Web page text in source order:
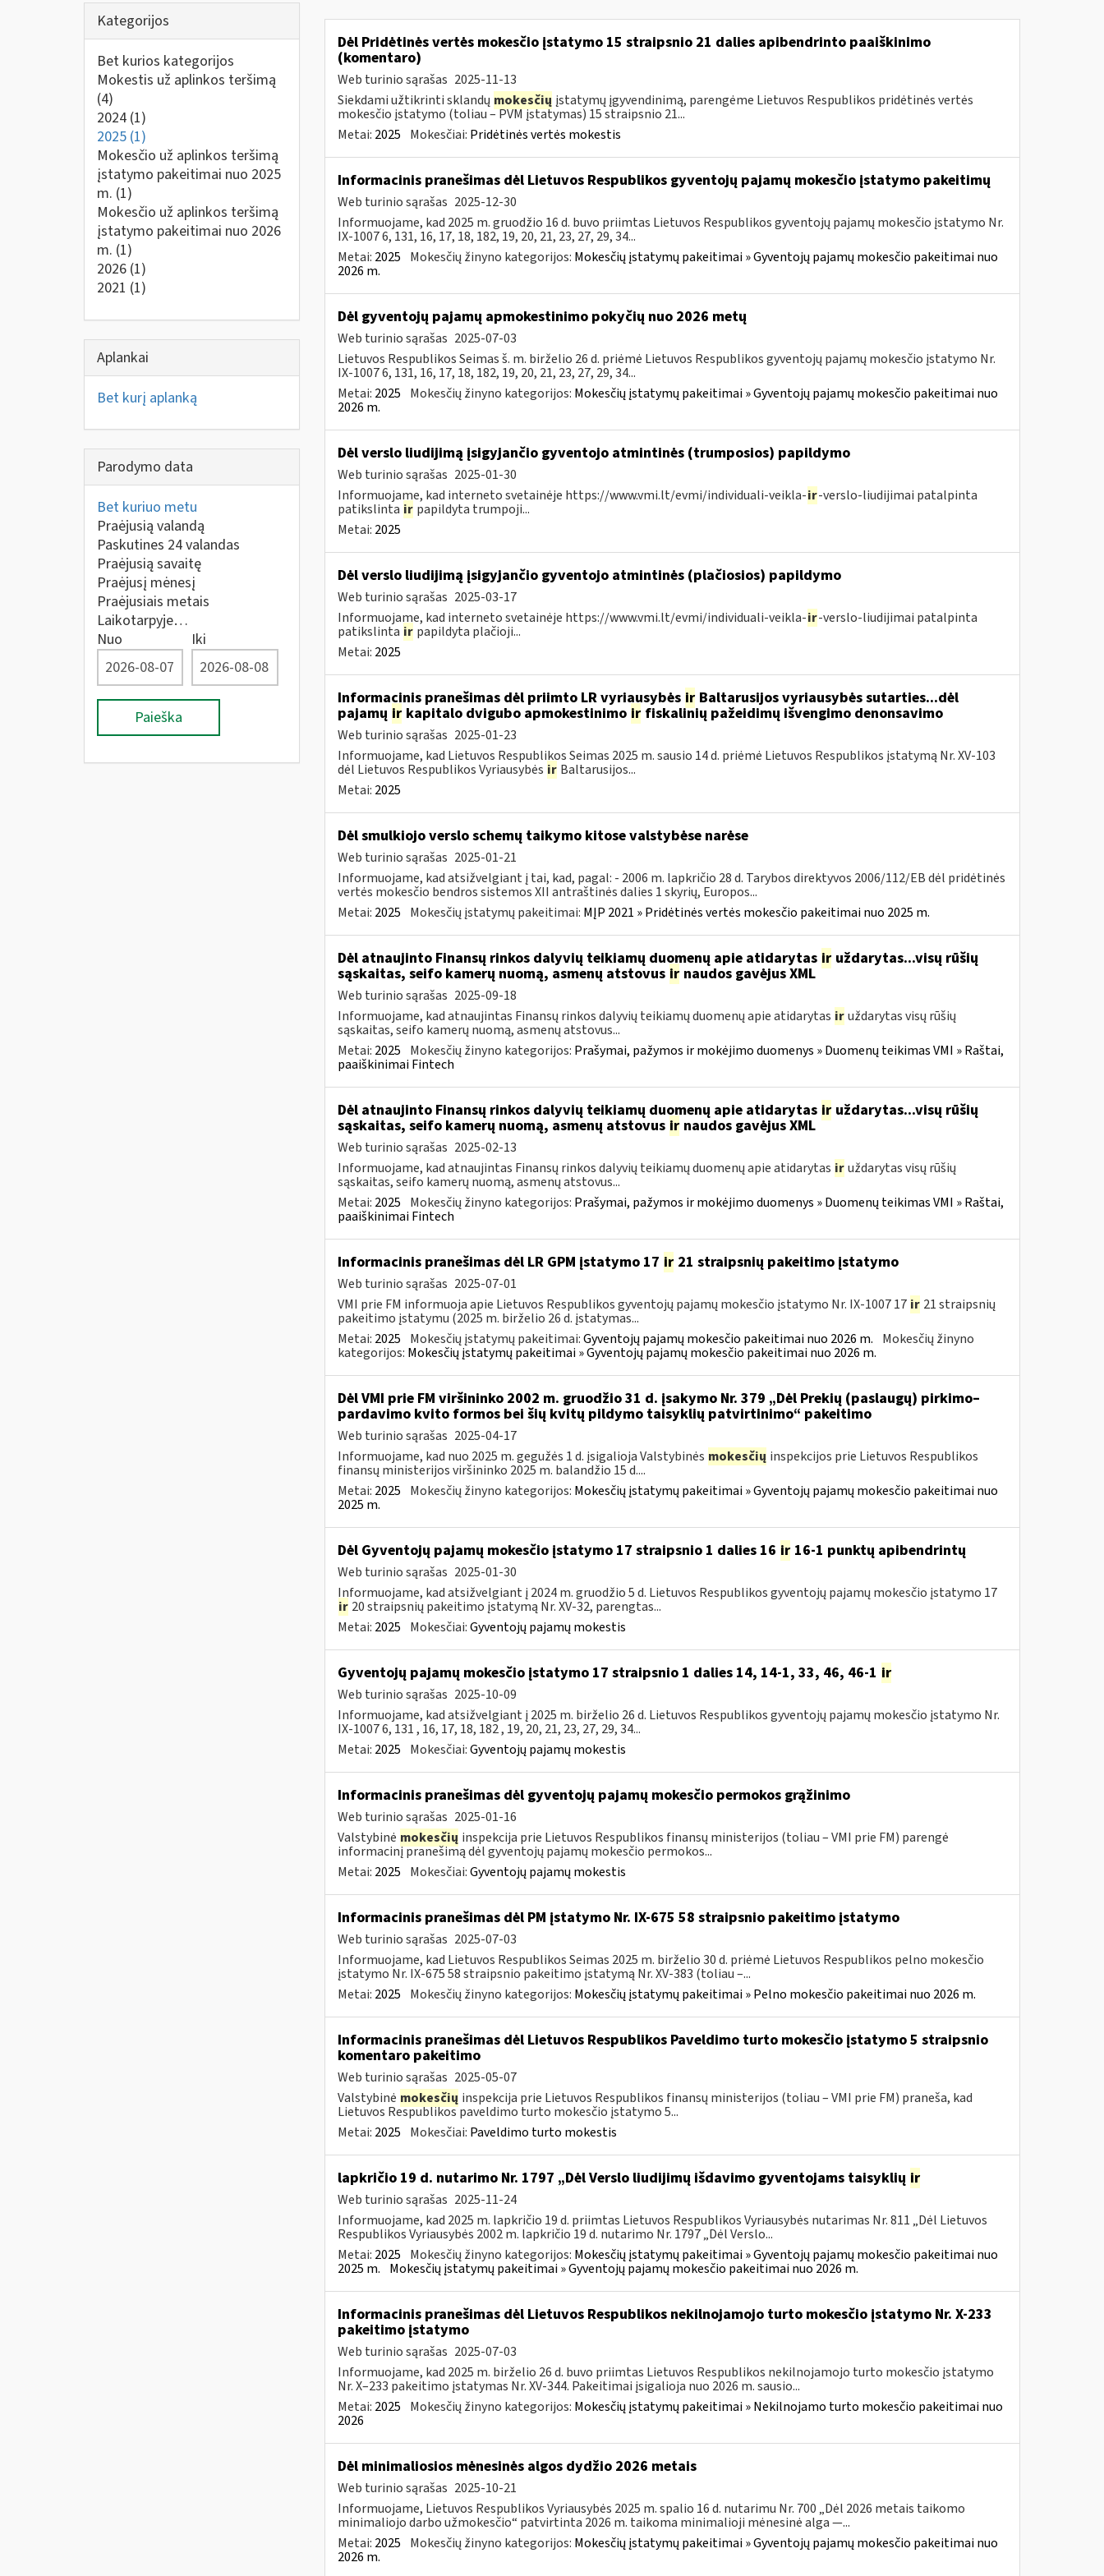
Kategorijos
Bet kurios kategorijos
Mokestis už aplinkos teršimą
(4)
2024 (1)
2025 (1)
Mokesčio už aplinkos teršimą
įstatymo pakeitimai nuo 2025
m. (1)
Mokesčio už aplinkos teršimą
įstatymo pakeitimai nuo 2026
m. (1)
2026 (1)
2021 (1)
Aplankai
Bet kurį aplanką
Parodymo data
Bet kuriuo metu
Praėjusią valandą
Paskutines 24 valandas
Praėjusią savaitę
Praėjusį mėnesį
Praėjusiais metais
Laikotarpyje…
Nuo
Iki
Paieška
Dėl Pridėtinės vertės mokesčio įstatymo 15 straipsnio 21 dalies apibendrinto paaiškinimo
(komentaro)
Web turinio sąrašas 2025-11-13
Siekdami užtikrinti sklandų mokesčių įstatymų įgyvendinimą, parengėme Lietuvos Respublikos pridėtinės vertės
mokesčio įstatymo (toliau – PVM įstatymas) 15 straipsnio 21...
Metai: 2025 Mokesčiai: Pridėtinės vertės mokestis
Informacinis pranešimas dėl Lietuvos Respublikos gyventojų pajamų mokesčio įstatymo pakeitimų
Web turinio sąrašas 2025-12-30
Informuojame, kad 2025 m. gruodžio 16 d. buvo priimtas Lietuvos Respublikos gyventojų pajamų mokesčio įstatymo Nr.
IX-1007 6, 131, 16, 17, 18, 182, 19, 20, 21, 23, 27, 29, 34...
Metai: 2025 Mokesčių žinyno kategorijos: Mokesčių įstatymų pakeitimai » Gyventojų pajamų mokesčio pakeitimai nuo
2026 m.
Dėl gyventojų pajamų apmokestinimo pokyčių nuo 2026 metų
Web turinio sąrašas 2025-07-03
Lietuvos Respublikos Seimas š. m. birželio 26 d. priėmė Lietuvos Respublikos gyventojų pajamų mokesčio įstatymo Nr.
IX-1007 6, 131, 16, 17, 18, 182, 19, 20, 21, 23, 27, 29, 34...
Metai: 2025 Mokesčių žinyno kategorijos: Mokesčių įstatymų pakeitimai » Gyventojų pajamų mokesčio pakeitimai nuo
2026 m.
Dėl verslo liudijimą įsigyjančio gyventojo atmintinės (trumposios) papildymo
Web turinio sąrašas 2025-01-30
Informuojame, kad interneto svetainėje https://www.vmi.lt/evmi/individuali-veikla-ir-verslo-liudijimai patalpinta
patikslinta ir papildyta trumpoji...
Metai: 2025
Dėl verslo liudijimą įsigyjančio gyventojo atmintinės (plačiosios) papildymo
Web turinio sąrašas 2025-03-17
Informuojame, kad interneto svetainėje https://www.vmi.lt/evmi/individuali-veikla-ir-verslo-liudijimai patalpinta
patikslinta ir papildyta plačioji...
Metai: 2025
Informacinis pranešimas dėl priimto LR vyriausybės irBaltarusijos vyriausybės sutarties...dėl
pajamų irkapitalo dvigubo apmokestinimo irfiskalinių pažeidimų išvengimo denonsavimo
Web turinio sąrašas 2025-01-23
Informuojame, kad Lietuvos Respublikos Seimas 2025 m. sausio 14 d. priėmė Lietuvos Respublikos įstatymą Nr. XV-103
dėl Lietuvos Respublikos Vyriausybės ir Baltarusijos...
Metai: 2025
Dėl smulkiojo verslo schemų taikymo kitose valstybėse narėse
Web turinio sąrašas 2025-01-21
Informuojame, kad atsižvelgiant į tai, kad, pagal: - 2006 m. lapkričio 28 d. Tarybos direktyvos 2006/112/EB dėl pridėtinės
vertės mokesčio bendros sistemos XII antraštinės dalies 1 skyrių, Europos...
Metai: 2025 Mokesčių įstatymų pakeitimai: MĮP 2021 » Pridėtinės vertės mokesčio pakeitimai nuo 2025 m.
Dėl atnaujinto Finansų rinkos dalyvių teikiamų duomenų apie atidarytas iruždarytas...visų rūšių
sąskaitas, seifo kamerų nuomą, asmenų atstovus irnaudos gavėjus XML
Web turinio sąrašas 2025-09-18
Informuojame, kad atnaujintas Finansų rinkos dalyvių teikiamų duomenų apie atidarytas ir uždarytas visų rūšių
sąskaitas, seifo kamerų nuomą, asmenų atstovus...
Metai: 2025 Mokesčių žinyno kategorijos: Prašymai, pažymos ir mokėjimo duomenys » Duomenų teikimas VMI » Raštai,
paaiškinimai Fintech
Dėl atnaujinto Finansų rinkos dalyvių teikiamų duomenų apie atidarytas iruždarytas...visų rūšių
sąskaitas, seifo kamerų nuomą, asmenų atstovus irnaudos gavėjus XML
Web turinio sąrašas 2025-02-13
Informuojame, kad atnaujintas Finansų rinkos dalyvių teikiamų duomenų apie atidarytas ir uždarytas visų rūšių
sąskaitas, seifo kamerų nuomą, asmenų atstovus...
Metai: 2025 Mokesčių žinyno kategorijos: Prašymai, pažymos ir mokėjimo duomenys » Duomenų teikimas VMI » Raštai,
paaiškinimai Fintech
Informacinis pranešimas dėl LR GPM įstatymo 17 ir21 straipsnių pakeitimo įstatymo
Web turinio sąrašas 2025-07-01
VMI prie FM informuoja apie Lietuvos Respublikos gyventojų pajamų mokesčio įstatymo Nr. IX-1007 17 ir 21 straipsnių
pakeitimo įstatymu (2025 m. birželio 26 d. įstatymas...
Metai: 2025 Mokesčių įstatymų pakeitimai:Gyventojų pajamų mokesčio pakeitimai nuo 2026 m. Mokesčių žinyno
kategorijos: Mokesčių įstatymų pakeitimai » Gyventojų pajamų mokesčio pakeitimai nuo 2026 m.
Dėl VMI prie FM viršininko 2002 m. gruodžio 31 d. įsakymo Nr. 379 „Dėl Prekių (paslaugų) pirkimo–
pardavimo kvito formos bei šių kvitų pildymo taisyklių patvirtinimo“ pakeitimo
Web turinio sąrašas 2025-04-17
Informuojame, kad nuo 2025 m. gegužės 1 d. įsigalioja Valstybinės mokesčių inspekcijos prie Lietuvos Respublikos
finansų ministerijos viršininko 2025 m. balandžio 15 d....
Metai: 2025 Mokesčių žinyno kategorijos: Mokesčių įstatymų pakeitimai » Gyventojų pajamų mokesčio pakeitimai nuo
2025 m.
Dėl Gyventojų pajamų mokesčio įstatymo 17 straipsnio 1 dalies 16 ir16-1 punktų apibendrintų
Web turinio sąrašas 2025-01-30
Informuojame, kad atsižvelgiant į 2024 m. gruodžio 5 d. Lietuvos Respublikos gyventojų pajamų mokesčio įstatymo 17
ir 20 straipsnių pakeitimo įstatymą Nr. XV-32, parengtas...
Metai: 2025 Mokesčiai:Gyventojų pajamų mokestis
Gyventojų pajamų mokesčio įstatymo 17 straipsnio 1 dalies 14, 14-1, 33, 46, 46-1 ir
Web turinio sąrašas 2025-10-09
Informuojame, kad atsižvelgiant į 2025 m. birželio 26 d. Lietuvos Respublikos gyventojų pajamų mokesčio įstatymo Nr.
IX-1007 6, 131 , 16, 17, 18, 182 , 19, 20, 21, 23, 27, 29, 34...
Metai: 2025 Mokesčiai:Gyventojų pajamų mokestis
Informacinis pranešimas dėl gyventojų pajamų mokesčio permokos grąžinimo
Web turinio sąrašas 2025-01-16
Valstybinė mokesčių inspekcija prie Lietuvos Respublikos finansų ministerijos (toliau – VMI prie FM) parengė
informacinį pranešimą dėl gyventojų pajamų mokesčio permokos...
Metai: 2025 Mokesčiai:Gyventojų pajamų mokestis
Informacinis pranešimas dėl PM įstatymo Nr. IX-675 58 straipsnio pakeitimo įstatymo
Web turinio sąrašas 2025-07-03
Informuojame, kad Lietuvos Respublikos Seimas 2025 m. birželio 30 d. priėmė Lietuvos Respublikos pelno mokesčio
įstatymo Nr. IX-675 58 straipsnio pakeitimo įstatymą Nr. XV-383 (toliau –...
Metai: 2025 Mokesčių žinyno kategorijos: Mokesčių įstatymų pakeitimai » Pelno mokesčio pakeitimai nuo 2026 m.
Informacinis pranešimas dėl Lietuvos Respublikos Paveldimo turto mokesčio įstatymo 5 straipsnio
komentaro pakeitimo
Web turinio sąrašas 2025-05-07
Valstybinė mokesčių inspekcija prie Lietuvos Respublikos finansų ministerijos (toliau – VMI prie FM) praneša, kad
Lietuvos Respublikos paveldimo turto mokesčio įstatymo 5...
Metai: 2025 Mokesčiai: Paveldimo turto mokestis
lapkričio 19 d. nutarimo Nr. 1797 „Dėl Verslo liudijimų išdavimo gyventojams taisyklių ir
Web turinio sąrašas 2025-11-24
Informuojame, kad 2025 m. lapkričio 19 d. priimtas Lietuvos Respublikos Vyriausybės nutarimas Nr. 811 „Dėl Lietuvos
Respublikos Vyriausybės 2002 m. lapkričio 19 d. nutarimo Nr. 1797 „Dėl Verslo...
Metai: 2025 Mokesčių žinyno kategorijos: Mokesčių įstatymų pakeitimai » Gyventojų pajamų mokesčio pakeitimai nuo
2025 m. Mokesčių įstatymų pakeitimai » Gyventojų pajamų mokesčio pakeitimai nuo 2026 m.
Informacinis pranešimas dėl Lietuvos Respublikos nekilnojamojo turto mokesčio įstatymo Nr. X-233
pakeitimo įstatymo
Web turinio sąrašas 2025-07-03
Informuojame, kad 2025 m. birželio 26 d. buvo priimtas Lietuvos Respublikos nekilnojamojo turto mokesčio įstatymo
Nr. X–233 pakeitimo įstatymas Nr. XV-344. Pakeitimai įsigalioja nuo 2026 m. sausio...
Metai: 2025 Mokesčių žinyno kategorijos: Mokesčių įstatymų pakeitimai » Nekilnojamo turto mokesčio pakeitimai nuo
2026
Dėl minimaliosios mėnesinės algos dydžio 2026 metais
Web turinio sąrašas 2025-10-21
Informuojame, Lietuvos Respublikos Vyriausybės 2025 m. spalio 16 d. nutarimu Nr. 700 „Dėl 2026 metais taikomo
minimaliojo darbo užmokesčio“ patvirtinta 2026 m. taikoma minimalioji mėnesinė alga —...
Metai: 2025 Mokesčių žinyno kategorijos: Mokesčių įstatymų pakeitimai » Gyventojų pajamų mokesčio pakeitimai nuo
2026 m.